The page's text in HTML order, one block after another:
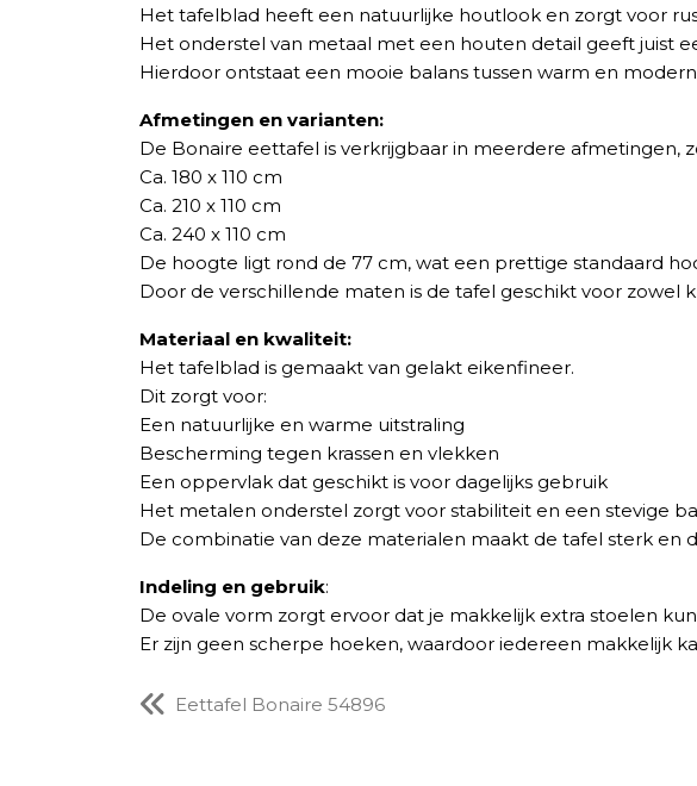
Het tafelblad heeft een natuurlijke houtlook en zorgt voor
Het onderstel van metaal met een houten detail geeft juist
Hierdoor ontstaat een mooie balans tussen warm en
Afmetingen en varianten:
De Bonaire eettafel is verkrijgbaar in meerdere afmetingen,
Ca. 180 x 110 cm
Ca. 210 x 110 cm
Ca. 240 x 110 cm
De hoogte ligt rond de 77 cm, wat een prettige standaard
Door de verschillende maten is de tafel geschikt voor zowel
Materiaal en kwaliteit:
Het tafelblad is gemaakt van gelakt eikenfineer.
Dit zorgt voor:
Een natuurlijke en warme uitstraling
Bescherming tegen krassen en vlekken
Een oppervlak dat geschikt is voor dagelijks gebruik
Het metalen onderstel zorgt voor stabiliteit en een stevige
De combinatie van deze materialen maakt de tafel sterk en
Indeling en gebruik:
De ovale vorm zorgt ervoor dat je makkelijk extra stoelen
Er zijn geen scherpe hoeken, waardoor iedereen makkelijk
Eettafel Bonaire 54896